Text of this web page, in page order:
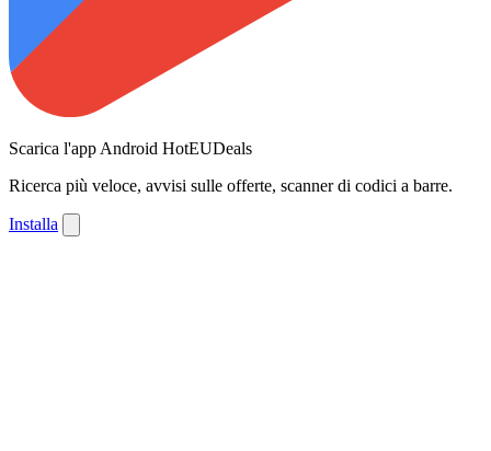
Scarica l'app Android HotEUDeals
Ricerca più veloce, avvisi sulle offerte, scanner di codici a barre.
Installa